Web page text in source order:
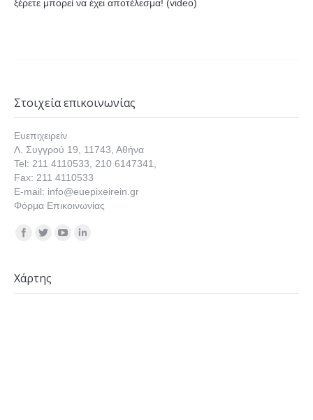
ξέρετε μπορεί να έχει αποτέλεσμα! (video)
Στοιχεία επικοινωνίας
Ευεπιχειρείν
Λ. Συγγρού 19, 11743, Αθήνα
Tel: 211 4110533, 210 6147341,
Fax: 211 4110533
E-mail: info@euepixeirein.gr
Φόρμα Επικοινωνίας
Find us on:
Χάρτης